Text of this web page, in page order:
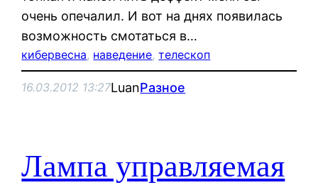
очень опечалил. И вот на днях появилась
возможность смотаться в…
кибервесна, наведение, телескоп
16.03.2012 13:27LuanРазное
Лампа управляемая